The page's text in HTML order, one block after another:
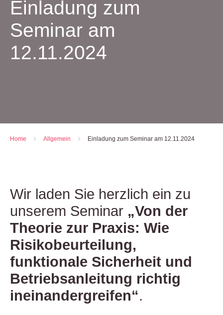
Einladung zum
Seminar am
12.11.2024
Home - All­ge­mein - Ein­la­dung zum Semi­nar am 12.11.2024
Wir laden Sie herzlich ein zu
unserem Seminar „Von der
Theorie zur Praxis: Wie
Risikobeurteilung,
funktionale Sicherheit und
Betriebsanleitung richtig
ineinandergreifen“.